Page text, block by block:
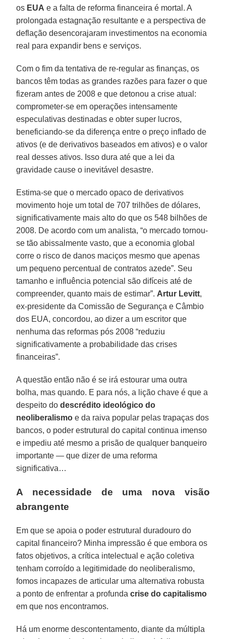
os EUA e a falta de reforma financeira é mortal. A
prolongada estagnação resultante e a perspectiva de
deflação desencorajaram investimentos na economia
real para expandir bens e serviços.
Com o fim da tentativa de re-regular as finanças, os
bancos têm todas as grandes razões para fazer o que
fizeram antes de 2008 e que detonou a crise atual:
comprometer-se em operações intensamente
especulativas destinadas e obter super lucros,
beneficiando-se da diferença entre o preço inflado de
ativos (e de derivativos baseados em ativos) e o valor
real desses ativos. Isso dura até que a lei da
gravidade cause o inevitável desastre.
Estima-se que o mercado opaco de derivativos
movimento hoje um total de 707 trilhões de dólares,
significativamente mais alto do que os 548 bilhões de
2008. De acordo com um analista, “o mercado tornou-
se tão abissalmente vasto, que a economia global
corre o risco de danos maciços mesmo que apenas
um pequeno percentual de contratos azede”. Seu
tamanho e influência potencial são difíceis até de
compreender, quanto mais de estimar”. Artur Levitt,
ex-presidente da Comissão de Segurança e Câmbio
dos EUA, concordou, ao dizer a um escritor que
nenhuma das reformas pós 2008 “reduziu
significativamente a probabilidade das crises
financeiras”.
A questão então não é se irá estourar uma outra
bolha, mas quando. E para nós, a lição chave é que a
despeito dodescrédito ideológico do
neoliberalismo e da raiva popular pelas trapaças dos
bancos, o poder estrutural do capital continua imenso
e impediu até mesmo a prisão de qualquer banqueiro
importante — que dizer de uma reforma
significativa…
A necessidade de uma nova visão
abrangente
Em que se apoia o poder estrutural duradouro do
capital financeiro? Minha impressão é que embora os
fatos objetivos, a crítica intelectual e ação coletiva
tenham corroído a legitimidade do neoliberalismo,
fomos incapazes de articular uma alternativa robusta
a ponto de enfrentar a profundacrise do capitalismo
em que nos encontramos.
Há um enorme descontentamento, diante da múltipla